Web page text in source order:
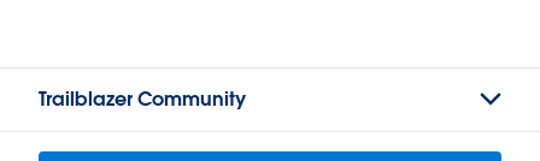
Trailblazer Community